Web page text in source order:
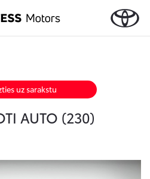
uz sarakstu
AUTO (230)